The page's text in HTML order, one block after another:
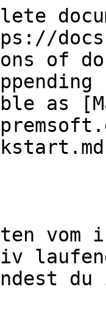
of
as
vom